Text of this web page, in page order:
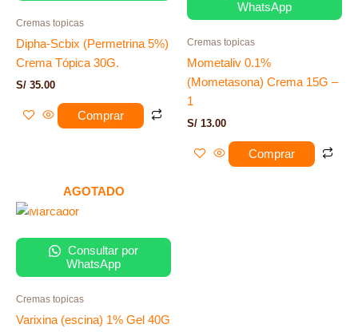
Cremas topicas
Dipha-Scbix (Permetrina 5%)
Crema Tópica 30G.
S/ 35.00
Comprar
WhatsApp
Cremas topicas
Mometaliv 0.1%
(Mometasona) Crema 15G –
1
S/ 13.00
Comprar
AGOTADO
Consultar por
WhatsApp
Cremas topicas
Varixina (escina) 1% Gel 40G